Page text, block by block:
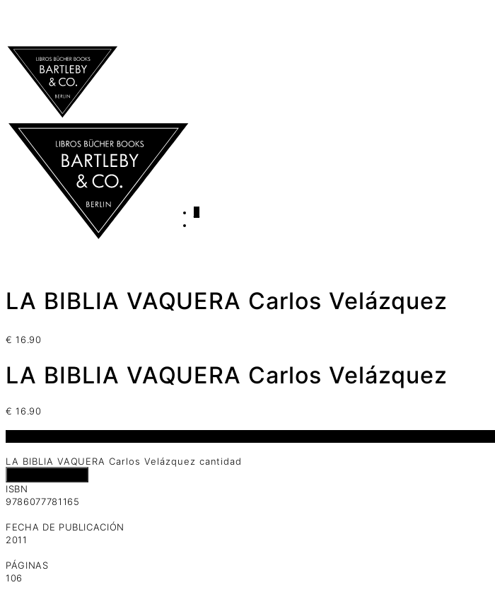
LA BIBLIA VAQUERA Carlos Velázquez
€ 16.90
LA BIBLIA VAQUERA Carlos Velázquez
€ 16.90
LA BIBLIA VAQUERA Carlos Velázquez cantidad
ISBN
9786077781165
FECHA DE PUBLICACIÓN
2011
PÁGINAS
106